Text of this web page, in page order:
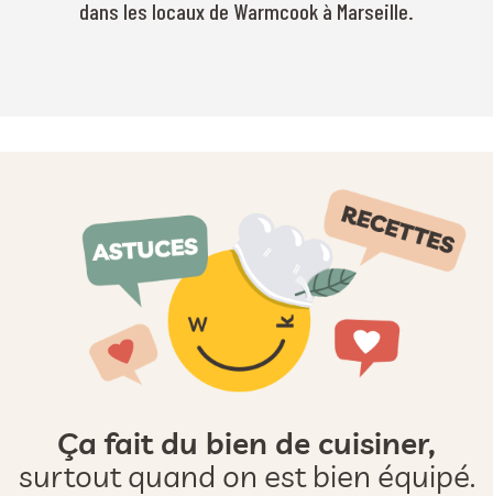
dans les locaux de Warmcook à Marseille.
Ça fait du bien de cuisiner,
surtout quand on est bien équipé.